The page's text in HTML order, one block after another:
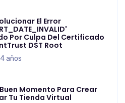
El Error
Por Culpa Del Certificado
DST Root
años
Buen Momento Para Crear
Tu Tienda Virtual